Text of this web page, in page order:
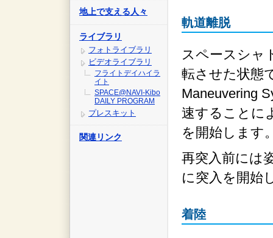
地上で支える人々
ライブラリ
フォトライブラリ
ビデオライブラリ
フライトデイハイラ
イト
SPACE@NAVI-Kibo
DAILY PROGRAM
プレスキット
関連リンク
軌道離脱
スペースシャ
転させた状態
Maneuvering
速することに
を開始します
再突入前には
に突入を開始
着陸